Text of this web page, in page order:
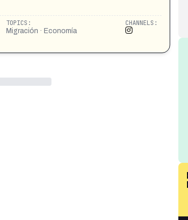
TOPICS:
Migración · Economía
CHANNELS: